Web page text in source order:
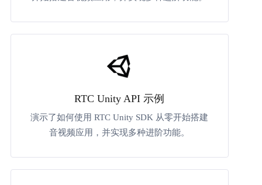
RTC Unity API 示例
演示了如何使用 RTC Unity SDK 从零开始搭建
音视频应用，并实现多种进阶功能。